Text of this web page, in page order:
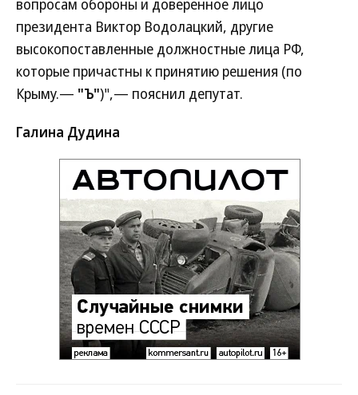
вопросам обороны и доверенное лицо
президента Виктор Водолацкий, другие
высокопоставленные должностные лица РФ,
которые причастны к принятию решения (по
Крыму.— "Ъ")",— пояснил депутат.
Галина Дудина